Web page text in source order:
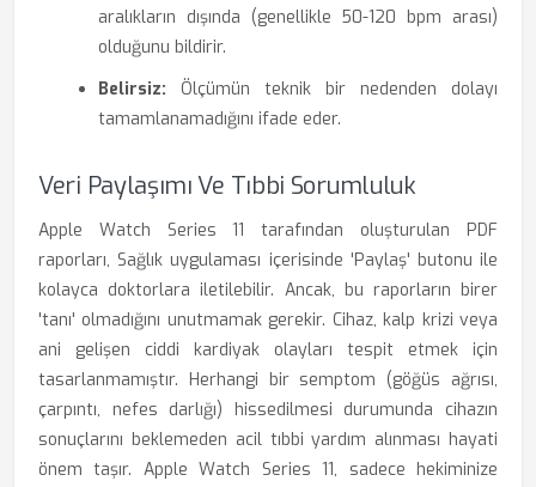
aralıkların dışında (genellikle 50-120 bpm arası)
olduğunu bildirir.
Belirsiz: Ölçümün teknik bir nedenden dolayı
tamamlanamadığını ifade eder.
Veri Paylaşımı Ve Tıbbi Sorumluluk
Apple Watch Series 11 tarafından oluşturulan PDF
raporları, Sağlık uygulaması içerisinde 'Paylaş' butonu ile
kolayca doktorlara iletilebilir. Ancak, bu raporların birer
'tanı' olmadığını unutmamak gerekir. Cihaz, kalp krizi veya
ani gelişen ciddi kardiyak olayları tespit etmek için
tasarlanmamıştır. Herhangi bir semptom (göğüs ağrısı,
çarpıntı, nefes darlığı) hissedilmesi durumunda cihazın
sonuçlarını beklemeden acil tıbbi yardım alınması hayati
önem taşır. Apple Watch Series 11, sadece hekiminize